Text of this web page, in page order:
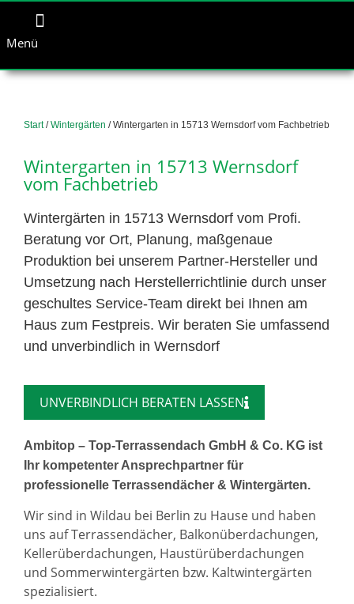
Menü
Start/Wintergärten / Wintergarten in 15713 Wernsdorf vom Fachbetrieb
Wintergarten in 15713 Wernsdorf
vom Fachbetrieb
Wintergärten in 15713 Wernsdorf vom Profi.
Beratung vor Ort, Planung, maßgenaue
Produktion bei unserem Partner-Hersteller und
Umsetzung nach Herstellerrichtlinie durch unser
geschultes Service-Team direkt bei Ihnen am
Haus zum Festpreis. Wir beraten Sie umfassend
und unverbindlich in Wernsdorf
UNVERBINDLICH BERATEN LASSEN
Ambitop – Top-Terrassendach GmbH & Co. KG ist
Ihr kompetenter Ansprechpartner für
professionelle Terrassendächer & Wintergärten.
Wir sind in Wildau bei Berlin zu Hause und haben
uns auf Terrassendächer, Balkonüberdachungen,
Kellerüberdachungen, Haustürüberdachungen
und Sommerwintergärten bzw. Kaltwintergärten
spezialisiert.